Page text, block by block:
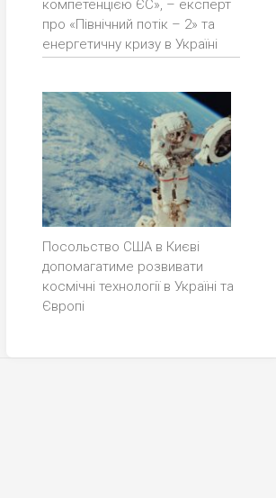
компетенцією ЄС», – експерт
про «Північний потік – 2» та
енергетичну кризу в Україні
Посольство США в Києві
допомагатиме розвивати
космічні технології в Україні та
Європі